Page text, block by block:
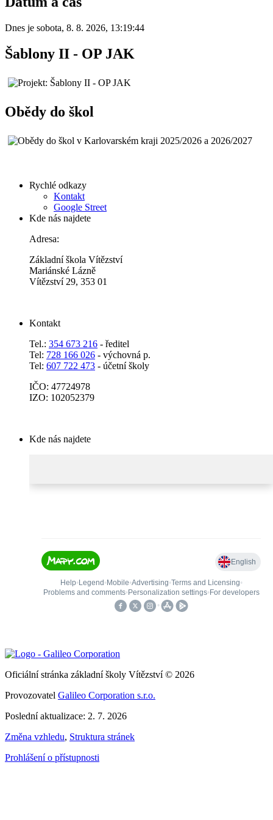
Dnes je sobota, 8. 8. 2026, 13:19:44
Šablony II - OP JAK
Obědy do škol
Rychlé odkazy
Kontakt
Google Street
Kde nás najdete
Adresa:
Základní škola Vítězství
Mariánské Lázně
Vítězství 29, 353 01
Kontakt
Tel.: 354 673 216 - ředitel
Tel: 728 166 026 - výchovná p.
Tel: 607 722 473 - účetní školy
IČO: 47724978
IZO: 102052379
Kde nás najdete
Oficiální stránka základní školy Vítězství © 2026
Provozovatel Galileo Corporation s.r.o.
Poslední aktualizace: 2. 7. 2026
Změna vzhledu, Struktura stránek
Prohlášení o přístupnosti